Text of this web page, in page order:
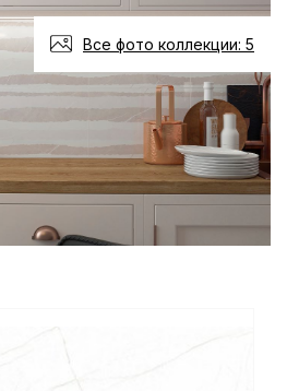
Все фото коллекции: 5